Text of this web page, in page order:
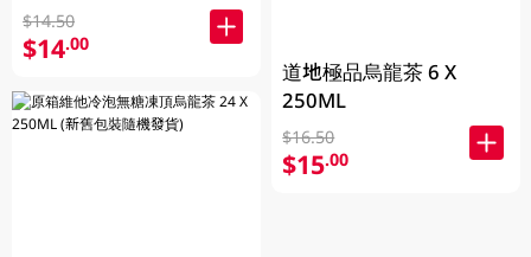
$14.50
$14.00
道地極品烏龍茶 6 X
250ML
$16.50
$15.00